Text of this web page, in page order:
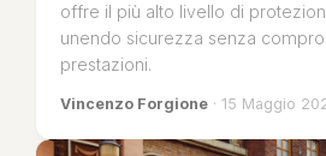
offre il più alto livello di
unendo sicurezza senza
prestazioni.
Vincenzo Forgione · 15 Maggio